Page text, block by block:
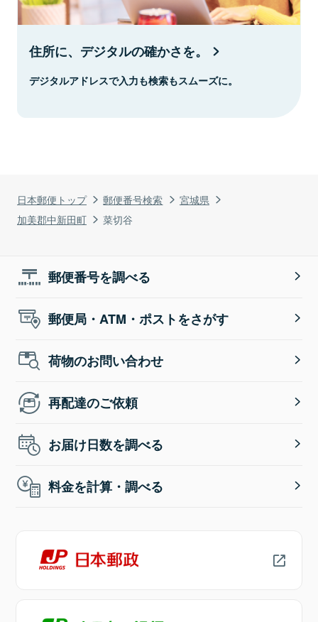
日本郵便トップ 郵便番号検索
宮城県
加美郡中新田町
菜切谷
住所に、デジタルの確かさを。
デジタルアドレスで入力も検索もスムーズに。
郵便番号を調べる
郵便局・ATM・ポストをさがす
荷物のお問い合わせ
再配達のご依頼
お届け日数を調べる
料金を計算・調べる